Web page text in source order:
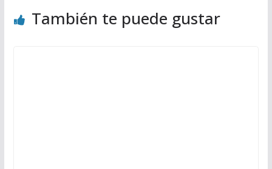
También te puede gustar